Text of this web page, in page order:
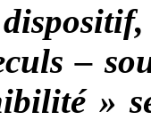
–
»